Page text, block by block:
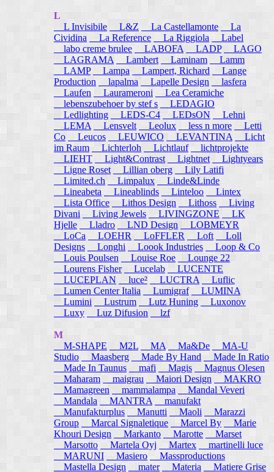
L
L Invisibile
L&Z La Castellamonte
La
Cividina
La Reference La Riggiola
Label
labo creme brulee
LABOFA LADP
LAGO
LAGRAMA
Lambert Laminam
Lamm
LAMP
Lampa Lampert, Richard
Lange
Production
lapalma Lapelle Design
lasfera
Laufen
Laurameroni
Lea Ceramiche
lebenszubehoer by stef s
LEDAGIO
Ledlighting
LEDS-C4 LEDsON
Lehni
LEMA
Lensvelt Leolux less n more
Letti
Co
Leucos LEUWICO LEVANTINA
Licht
im Raum
Lichterloh Lichtlauf lichtprojekte
LIEHT
Light&Contrast Lightnet
Lightyears
Ligne Roset
Lillian oberg
Lily Latifi
Limited.ch
Limpalux
Linde&Linde
Lineabeta
Lineablinds Linteloo
Lintex
Lista Office Lithos Design Lithoss
Living
Divani
Living Jewels LIVINGZONE
LK
Hjelle
Lladro LND Design
LOBMEYR
LoCa
LOEHR LoFFLER Loft
Loll
Designs
Longhi Loook Industries
Loop & Co
Louis Poulsen
Louise Roe
Lounge 22
Lourens Fisher
Lucelab
LUCENTE
LUCEPLAN
luce² LUCTRA
Luflic
Lumen Center Italia
Lumigraf
LUMINA
Lumini
Lustrum Lutz Huning
Luxonov
Luxy
Luz Difusion lzf
M
M-SHAPE
M2L MA Ma&De
MA-U
Studio
Maasberg Made By Hand
Made In Ratio
Made In Taunus
mafi Magis
Magnus Olesen
Maharam
maigrau Maiori Design
MAKRO
Mamagreen
mammalampa
Mandal Veveri
Mandala
MANTRA
manufakt
Manufakturplus
Manutti Maoli
Marazzi
Group
Marcal Signaletique Marcel By
Marie
Khouri Design
Markanto Marotte
Marset
Marsotto
Martela Oyj Martex
martinelli luce
MARUNI
Masiero
Massproductions
Mastella Design
mater Materia
Matiere Grise